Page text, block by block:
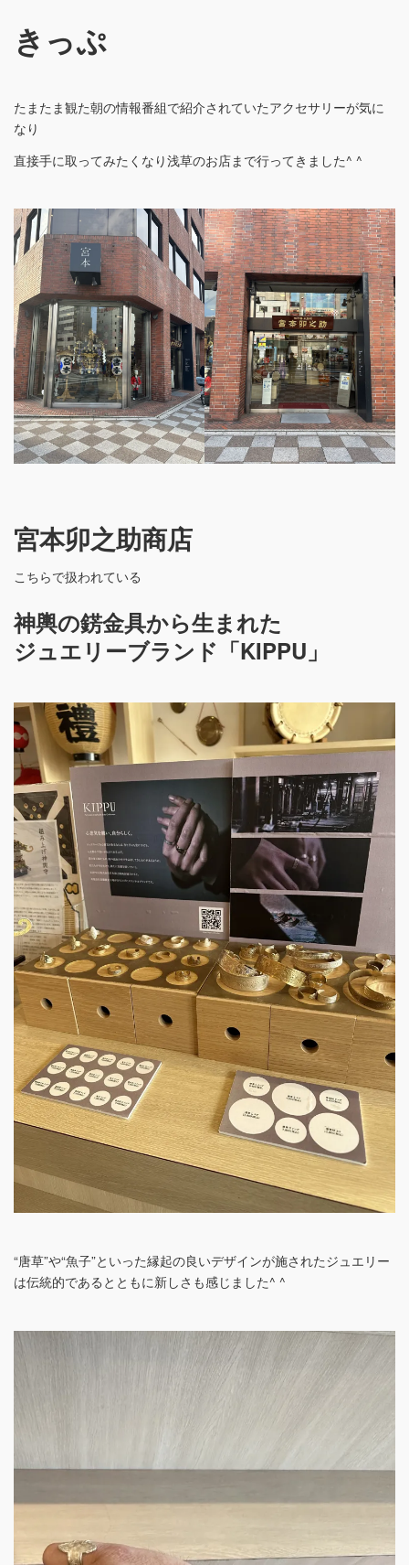
きっぷ
たまたま観た朝の情報番組で紹介されていたアクセサリーが気に
なり
直接手に取ってみたくなり浅草のお店まで行ってきました^ ^
宮本卯之助商店
こちらで扱われている
神輿の錺金具から生まれた
ジュエリーブランド「KIPPU」
“唐草”や“魚子”といった縁起の良いデザインが施されたジュエリー
は伝統的であるとともに新しさも感じました^ ^